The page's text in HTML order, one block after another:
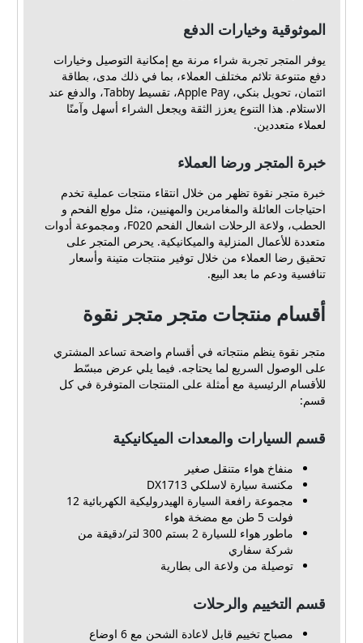
الموثوقية وخيارات الدفع
يوفر المتجر تجربة شراء مرنة مع إمكانية التوصيل وخيارات
دفع متنوعة تلائم مختلف العملاء، بما في ذلك مدى، بطاقة
ائتمان، تحويل بنكي، Apple Pay، تقسيط Tabby، والدفع عند
الاستلام. هذا التنوع يعزز الثقة ويجعل الشراء أسهل وآمنًا
لعملاء متعددين.
خبرة المتجر ورضا العملاء
خبرة متجر نقوة تظهر من خلال انتقاء منتجات عملية تخدم
احتياجات العائلة والمغامرين والمهنيين، مثل مولع الفحم و
الحطب، ولاعة الرحلات اشعال الفحم F020، ومجموعة أدوات
متعددة للأعمال المنزلية والميكانيكية. يحرص المتجر على
تحقيق رضا العملاء من خلال توفير منتجات متينة وأسعار
تنافسية ودعم ما بعد البيع.
أقسام منتجات متجر متجر نقوة
متجر نقوة ينظم منتجاته في أقسام واضحة تساعد المشتري
على الوصول السريع لما يحتاجه. فيما يلي عرض مبسّط
للأقسام الرئيسية مع أمثلة على المنتجات المتوفرة في كل
قسم:
قسم السيارات والمعدات الميكانيكية
منفاخ هواء متنقل صغير
مكنسة سيارة لاسلكي DX1713
مجموعة رافعة السيارة الهيدروليكية الكهربائية 12
فولت 5 طن مع مضخة هواء
ماطور هواء للسيارة 2 بستم 300 لتر/دقيقة من
شركة سفاري
توصيلة من ولاعة الى بطارية
قسم التخييم والرحلات
مصباح تخييم قابل لاعادة الشحن مع 6 اوضاع